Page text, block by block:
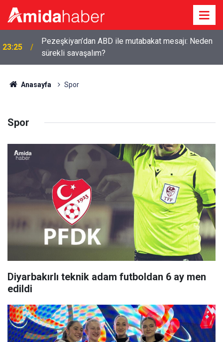
22:10
Musa Anter davasının yeniden açılması için Adalet
Bakanlığına başvuru
Anasayfa Spor
Spor
Diyarbakırlı teknik adam futboldan 6 ay men
edildi